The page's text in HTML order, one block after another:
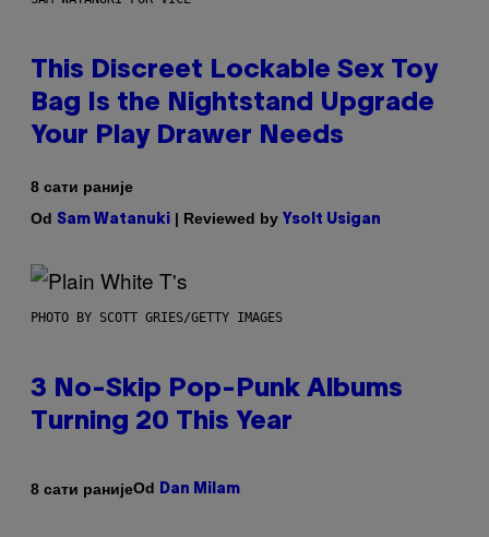
This Discreet Lockable Sex Toy
Bag Is the Nightstand Upgrade
Your Play Drawer Needs
8 сати раније
Od Sam Watanuki | Reviewed by Ysolt Usigan
PHOTO BY SCOTT GRIES/GETTY IMAGES
3 No-Skip Pop-Punk Albums
Turning 20 This Year
8 сати ранијеOd Dan Milam